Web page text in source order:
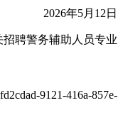
2026年5月12日
聘警务辅助人员专业
9121-416a-857e-